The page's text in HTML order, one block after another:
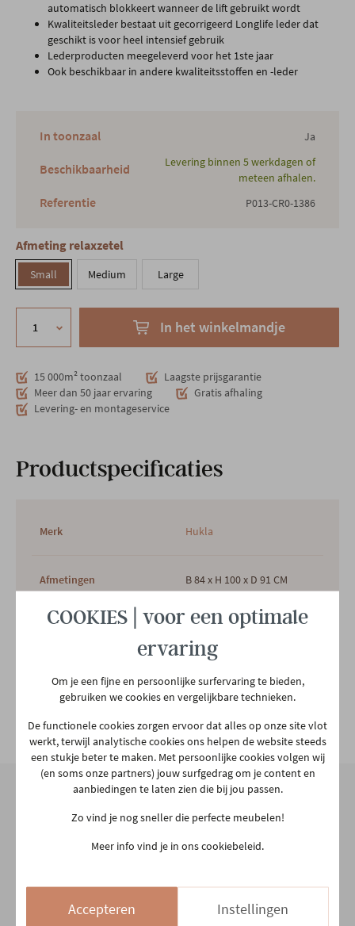
automatisch blokkeert wanneer de lift gebruikt wordt
Kwaliteitsleder bestaat uit gecorrigeerd Longlife leder dat
geschikt is voor heel intensief gebruik
Lederproducten meegeleverd voor het 1ste jaar
Ook beschikbaar in andere kwaliteitsstoffen en -leder
In toonzaal Ja
Beschikbaarheid
Levering binnen 5 werkdagen of
meteen afhalen.
Referentie P013-CR0-1386
Afmeting relaxzetel
Small Medium Large
In het winkelmandje
15 000m² toonzaal
Laagste prijsgarantie
Meer dan 50 jaar ervaring
Gratis afhaling
Levering- en montageservice
Productspecificaties
Bekijk alle specificiaties
Merk Hukla
Afmetingen B 84 x H 100 x D 91 CM
Garantietermijn 2 jaar
Speciale functie 3-motorig
Zitdiepte 50 cm
Zithoogte 44 cm
Plaats productie Europees
Uitstaphulp
Onze winkel
Aarschotsesteenweg 151
info@gerowonen.be
COOKIES | voor een optimale
ervaring
Om je een fijne en persoonlijke surfervaring te bieden,
gebruiken we cookies en vergelijkbare technieken.
De functionele cookies zorgen ervoor dat alles op onze site vlot
werkt, terwijl analytische cookies ons helpen de website steeds
een stukje beter te maken. Met persoonlijke cookies volgen wij
(en soms onze partners) jouw surfgedrag om je content en
aanbiedingen te laten zien die bij jou passen.
Zo vind je nog sneller die perfecte meubelen!
Meer info vind je in ons cookiebeleid.
Accepteren Instellingen